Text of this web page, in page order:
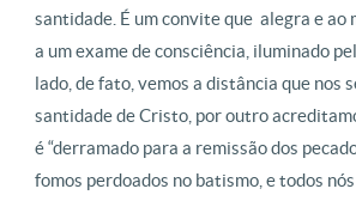
santidade. É um convite que alegra e ao
a um exame de consciência, iluminado
lado, de fato, vemos a distância que nos
santidade de Cristo, por outro
é “derramado para a remissão dos
fomos perdoados no batismo, e todos